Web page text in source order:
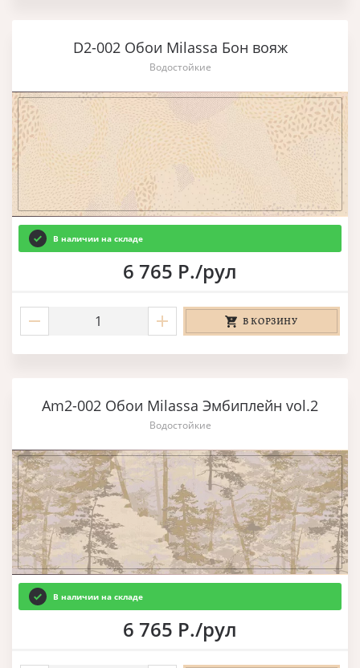
D2-002 Обои Milassa Бон вояж
Водостойкие
В наличии на складе
6 765 Р./рул
В КОРЗИНУ
Am2-002 Обои Milassa Эмбиплейн vol.2
Водостойкие
В наличии на складе
6 765 Р./рул